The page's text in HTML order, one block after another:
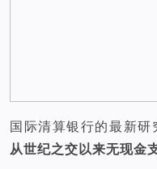
国际清算银行的最新
从世纪之交以来无现金